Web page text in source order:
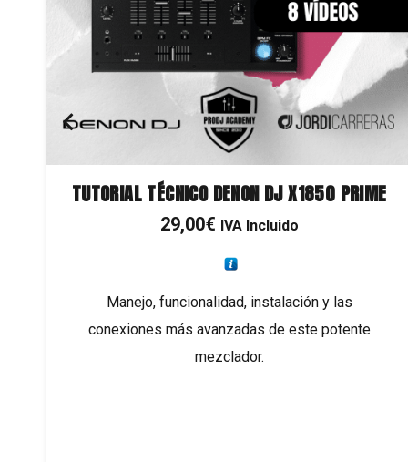
TUTORIAL TÉCNICO DENON DJ X1850 PRIME
29,00€ IVA Incluido
Manejo, funcionalidad, instalación y las
conexiones más avanzadas de este potente
mezclador.